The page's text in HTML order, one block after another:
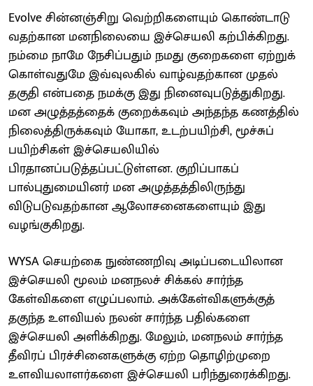
Evolve சின்னஞ்சிறு வெற்றிகளையும் கொண்டாடு
வதற்கான மனநிலையை இச்செயலி கற்பிக்கிறது.
நம்மை நாமே நேசிப்பதும் நமது குறைகளை ஏற்றுக்
கொள்வதுமே இவ்வுலகில் வாழ்வதற்கான முதல்
தகுதி என்பதை நமக்கு இது நினைவுபடுத்துகிறது.
மன அழுத்தத்தைக் குறைக்கவும் அந்தந்த கணத்தில்
நிலைத்திருக்கவும் யோகா, உடற்பயிற்சி, மூச்சுப்
பயிற்சிகள் இச்செயலியில்
பிரதானப்படுத்தப்பட்டுள்ளன. குறிப்பாகப்
பால்புதுமையினர் மன அழுத்தத்திலிருந்து
விடுபடுவதற்கான ஆலோசனைகளையும் இது
வழங்குகிறது.
WYSA செயற்கை நுண்ணறிவு அடிப்படையிலான
இச்செயலி மூலம் மனநலச் சிக்கல் சார்ந்த
கேள்விகளை எழுப்பலாம். அக்கேள்விகளுக்குத்
தகுந்த உளவியல் நலன் சார்ந்த பதில்களை
இச்செயலி அளிக்கிறது. மேலும், மனநலம் சார்ந்த
தீவிரப் பிரச்சினைகளுக்கு ஏற்ற தொழிற்முறை
உளவியலாளர்களை இச்செயலி பரிந்துரைக்கிறது.